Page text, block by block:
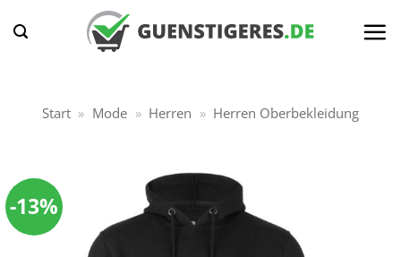
Inhalt
Start » Mode » Herren » Herren Oberbekleidung
-13%